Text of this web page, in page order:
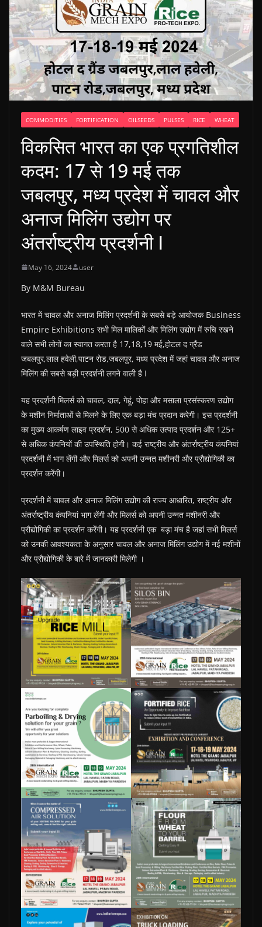
COMMODITIES FORTIFICATION OILSEEDS PULSES RICE WHEAT
विकसित भारत का एक प्रगतिशील
कदम: 17 से 19 मई तक
जबलपुर, मध्य प्रदेश में चावल और
अनाज मिलिंग उद्योग पर
अंतर्राष्ट्रीय प्रदर्शनी I
May 16, 2024 user
By M&M Bureau
भारत में चावल और अनाज मिलिंग प्रदर्शनी के सबसे बड़े आयोजक Business
Empire Exhibitions सभी मिल मालिकों और मिलिंग उद्योग में रुचि रखने
वाले सभी लोगों का स्वागत करता है 17,18,19 मई,होटल द ग्रैंड
जबलपुर,लाल हवेली,पाटन रोड,जबलपुर, मध्य प्रदेश में जहां चावल और अनाज
मिलिंग की सबसे बड़ी प्रदर्शनी लगने वाली है I
यह प्रदर्शनी मिलर्स को चावल, दाल, गेहूं, पोहा और मसाला प्रसंस्करण उद्योग
के मशीन निर्माताओं से मिलने के लिए एक बड़ा मंच प्रदान करेगी। इस प्रदर्शनी
का मुख्य आकर्षण लाइव प्रदर्शन, 500 से अधिक उत्पाद प्रदर्शन और 125+
से अधिक कंपनियों की उपस्थिति होगी। कई राष्ट्रीय और अंतर्राष्ट्रीय कंपनियां
प्रदर्शनी में भाग लेंगी और मिलर्स को अपनी उन्नत मशीनरी और प्रौद्योगिकी का
प्रदर्शन करेंगी।
प्रदर्शनी में चावल और अनाज मिलिंग उद्योग की राज्य आधारित, राष्ट्रीय और
अंतर्राष्ट्रीय कंपनियां भाग लेंगी और मिलर्स को अपनी उन्नत मशीनरी और
प्रौद्योगिकी का प्रदर्शन करेंगी। यह प्रदर्शनी एक बड़ा मंच है जहां सभी मिलर्स
को उनकी आवश्यकता के अनुसार चावल और अनाज मिलिंग उद्योग में नई मशीनों
और प्रौद्योगिकी के बारे में जानकारी मिलेगी ।